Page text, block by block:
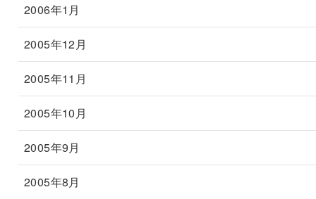
2006年1月
2005年12月
2005年11月
2005年10月
2005年9月
2005年8月